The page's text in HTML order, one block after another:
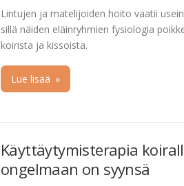
Lintujen ja matelijoiden hoito vaatii
sillä näiden eläinryhmien fysiologia
koirista ja kissoista.
Lue lisää »
Käyttäytymisterapia
ongelmaan on syynsä